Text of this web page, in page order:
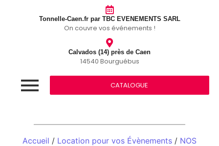
Tonnelle-Caen.fr par TBC EVENEMENTS SARL
On couvre vos événements !
Calvados (14) près de Caen
14540 Bourguébus
CATALOGUE
Accueil / Location pour vos Évènements / NOS